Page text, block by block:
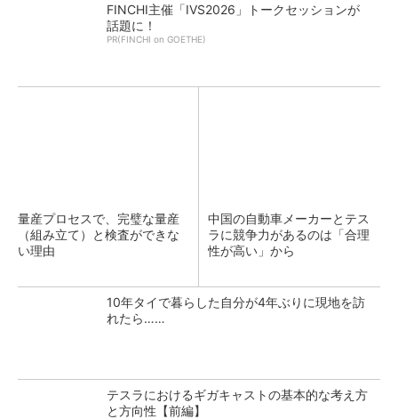
FINCHI主催「IVS2026」トークセッションが
話題に！
PR(FINCHI on GOETHE)
量産プロセスで、完璧な量産
（組み立て）と検査ができな
い理由
中国の自動車メーカーとテス
ラに競争力があるのは「合理
性が高い」から
10年タイで暮らした自分が4年ぶりに現地を訪
れたら……
テスラにおけるギガキャストの基本的な考え方
と方向性【前編】